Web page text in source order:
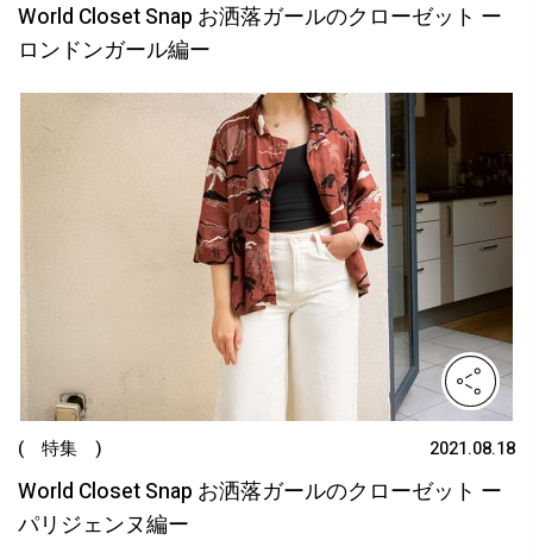
World Closet Snap お洒落ガールのクローゼット ー
ロンドンガール編ー
( 特集 ) 2021.08.18
World Closet Snap お洒落ガールのクローゼット ー
パリジェンヌ編ー